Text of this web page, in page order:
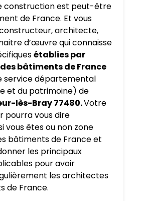
construction est peut-être
de France. Et vous
architecte,
d’œuvre qui connaisse
établies par
bâtiments de France
service départemental
et du patrimoine) de
lès-Bray 77480.Votre
pourra vous dire
vous êtes ou non zone
bâtiments de France et
les principaux
pour avoir
les architectes
de France.